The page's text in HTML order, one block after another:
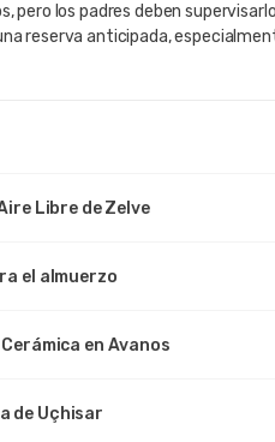
pero los padres deben
reserva anticipada,
Libre de Zelve
el almuerzo
en Avanos
de Uçhisar